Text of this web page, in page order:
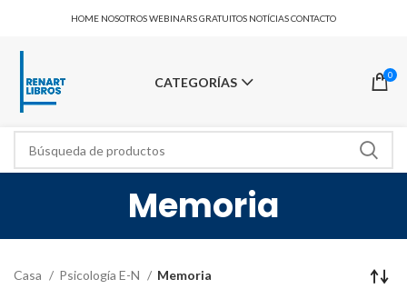
HOME NOSOTROSWEBINARS GRATUITOS NOTÍCIASCONTACTO
CATEGORÍAS 0
Memoria
Casa Psicología E-N Memoria